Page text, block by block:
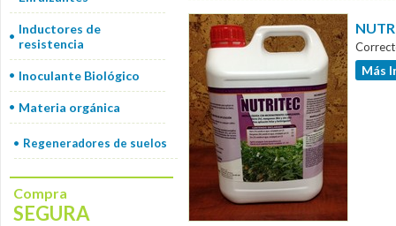
Inductores de
resistencia
Inoculante Biológico
Materia orgánica
Regeneradores de suelos
Compra
SEGURA
Más